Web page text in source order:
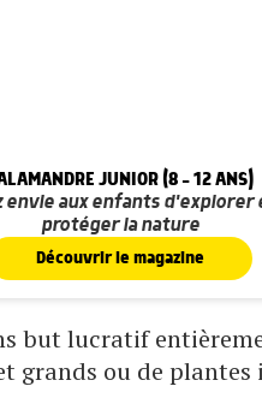
JUNIOR (8 - 12 ANS)
envie aux enfants d'explorer
protéger la nature
Découvrir le magazine
but lucratif
ou de